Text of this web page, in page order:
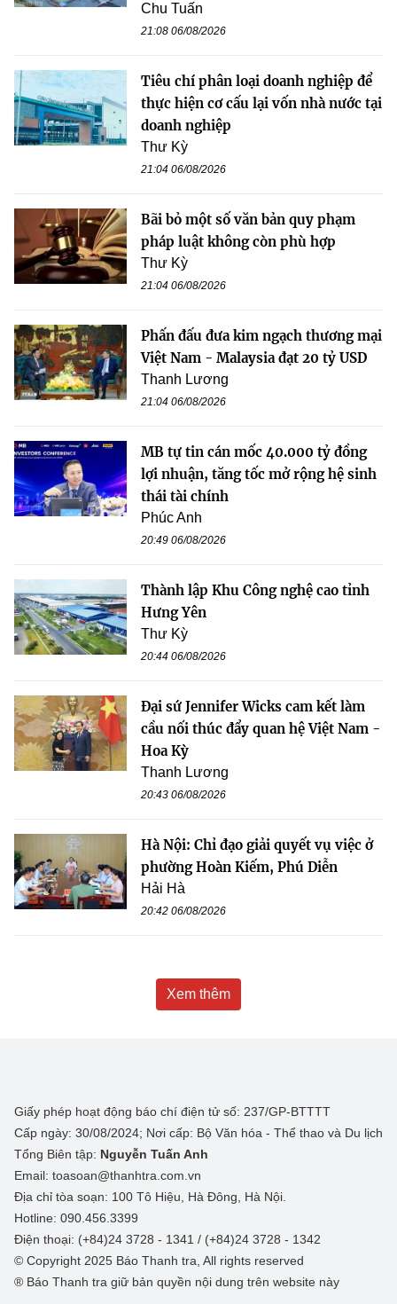
Chu Tuấn
21:08 06/08/2026
Tiêu chí phân loại doanh nghiệp để
thực hiện cơ cấu lại vốn nhà nước tại
doanh nghiệp
Thư Kỳ
21:04 06/08/2026
Bãi bỏ một số văn bản quy phạm
pháp luật không còn phù hợp
Thư Kỳ
21:04 06/08/2026
Phấn đấu đưa kim ngạch thương mại
Việt Nam - Malaysia đạt 20 tỷ USD
Thanh Lương
21:04 06/08/2026
MB tự tin cán mốc 40.000 tỷ đồng
lợi nhuận, tăng tốc mở rộng hệ sinh
thái tài chính
Phúc Anh
20:49 06/08/2026
Thành lập Khu Công nghệ cao tỉnh
Hưng Yên
Thư Kỳ
20:44 06/08/2026
Đại sứ Jennifer Wicks cam kết làm
cầu nối thúc đẩy quan hệ Việt Nam -
Hoa Kỳ
Thanh Lương
20:43 06/08/2026
Hà Nội: Chỉ đạo giải quyết vụ việc ở
phường Hoàn Kiếm, Phú Diễn
Hải Hà
20:42 06/08/2026
Xem thêm
Giấy phép hoạt động báo chí điện tử số: 237/GP-BTTTT
Cấp ngày: 30/08/2024; Nơi cấp: Bộ Văn hóa - Thể thao và Du lịch
Tổng Biên tập: Nguyễn Tuấn Anh
Email: toasoan@thanhtra.com.vn
Địa chỉ tòa soạn: 100 Tô Hiệu, Hà Đông, Hà Nội.
Hotline: 090.456.3399
Điện thoại: (+84)24 3728 - 1341 / (+84)24 3728 - 1342
© Copyright 2025 Báo Thanh tra, All rights reserved
® Báo Thanh tra giữ bản quyền nội dung trên website này